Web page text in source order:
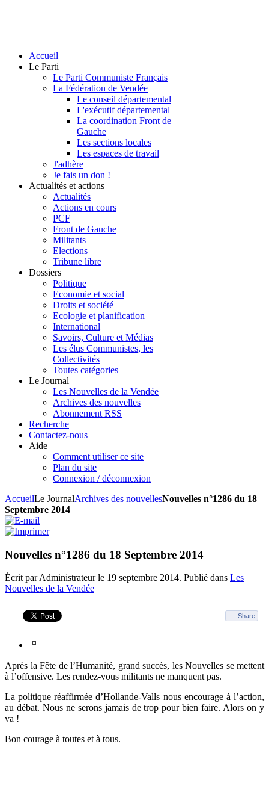
Accueil
Le Parti
Le Parti Communiste Français
La Fédération de Vendée
Le conseil départemental
L'exécutif départemental
La coordination Front de
Gauche
Les sections locales
Les espaces de travail
J'adhère
Je fais un don !
Actualités et actions
Actualités
Actions en cours
PCF
Front de Gauche
Militants
Elections
Tribune libre
Dossiers
Politique
Economie et social
Droits et société
Ecologie et planification
International
Savoirs, Culture et Médias
Les élus Communistes, les
Collectivités
Toutes catégories
Le Journal
Les Nouvelles de la Vendée
Archives des nouvelles
Abonnement RSS
Recherche
Contactez-nous
Aide
Comment utiliser ce site
Plan du site
Connexion / déconnexion
AccueilLe JournalArchives des nouvellesNouvelles n°1286 du 18
Septembre 2014
Nouvelles n°1286 du 18 Septembre 2014
Écrit par Administrateur le 19 septembre 2014. Publié dans Les
Nouvelles de la Vendée
Share
Après la Fête de l’Humanité, grand succès, les Nouvelles se mettent
à l’offensive. Les rendez-vous militants ne manquent pas.
La politique réaffirmée d’Hollande-Valls nous encourage à l’action,
au débat. Nous ne serons jamais de trop pour bien faire. Alors on y
va !
Bon courage à toutes et à tous.